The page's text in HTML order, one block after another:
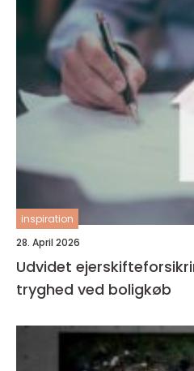
inspiration
28. April 2026
Udvidet
tryghed ved boligkøb